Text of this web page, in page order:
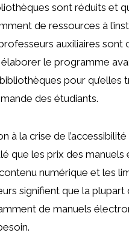
sont réduits et
de ressources à
auxiliaires sont
le programme
pour qu’elles
des étudiants.
la crise de
que les prix des
numérique et les
signifient que la plupart
de manuels